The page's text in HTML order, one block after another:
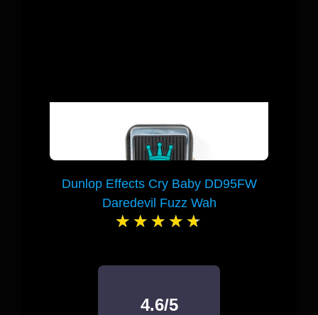
Dunlop Effects Cry Baby DD95FW
Daredevil Fuzz Wah
4.6/5